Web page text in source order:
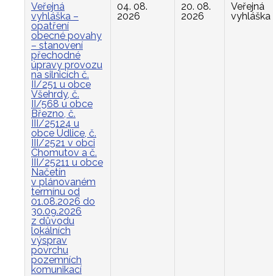
Veřejná
vyhláška –
opatření
obecné povahy
– stanovení
přechodné
úpravy provozu
na silnicích č.
II/251 u obce
Všehrdy, č.
II/568 u obce
Březno, č.
III/25124 u
obce Údlice, č.
III/2521 v obci
Chomutov a č.
III/25211 u obce
Načetín
v plánovaném
termínu od
01.08.2026 do
30.09.2026
z důvodu
lokálních
výsprav
povrchu
pozemních
komunikací
04. 08.
2026
20. 08.
2026
Veřejná
vyhláška